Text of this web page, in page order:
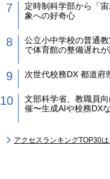
定時制科学部から「
象への好奇心
公立小中学校の普通
で体育館の整備遅れが
次世代校務DX 都道府
文部科学省、教職員
催〜生成AIや校務DX
アクセスランキングTOP30は